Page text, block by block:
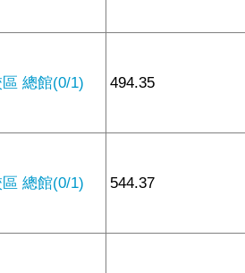
總館(0/1) 494.35
總館(0/1) 544.37